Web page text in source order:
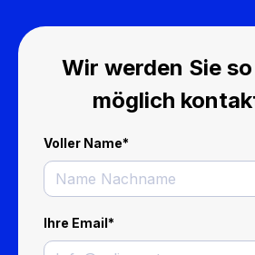
Wir werden Sie
möglich
Voller Name*
Ihre Email*